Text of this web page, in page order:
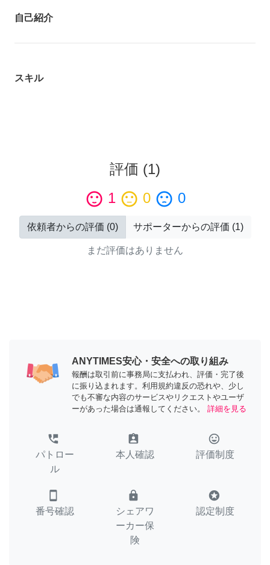
自己紹介
スキル
評価 (1)
sentiment_satisfied 1 sentiment_neutral 0 sentiment_dissatisfied 0
依頼者からの評価 (0) サポーターからの評価 (1)
まだ評価はありません
ANYTIMES安心・安全への取り組み
報酬は取引前に事務局に支払われ、評価・完了後
に振り込まれます。利用規約違反の恐れや、少し
でも不審な内容のサービスやリクエストやユーザ
ーがあった場合は通報してください。
詳細を見る
perm_phone_msg
パトロー
ル
assignment_ind
本人確認
tag_faces
評価制度
smartphone
番号確認
lock
シェアワ
ーカー保
険
stars
認定制度